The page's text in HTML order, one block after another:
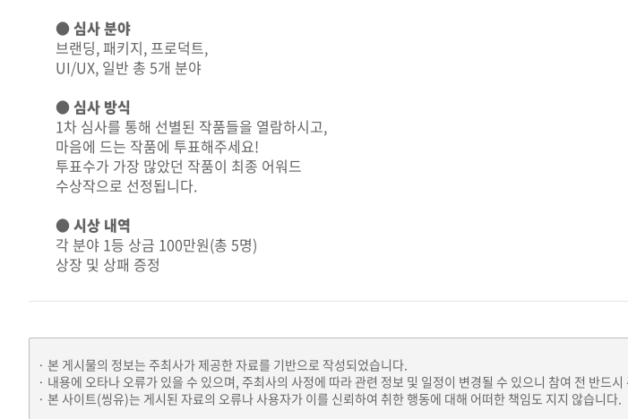
● 심사 분야
브랜딩, 패키지, 프로덕트,
UI/UX, 일반 총 5개 분야
● 심사 방식
1차 심사를 통해 선별된 작품들을 열람하시고,
마음에 드는 작품에 투표해주세요!
투표수가 가장 많았던 작품이 최종 어워드
수상작으로 선정됩니다.
● 시상 내역
각 분야 1등 상금 100만원(총 5명)
상장 및 상패 증정
본 게시물의 정보는 주최사가 제공한 자료를 기반으로 작성되었습니다.
내용에 오타나 오류가 있을 수 있으며, 주최사의 사정에 따라 관련 정보 및 일정이 변경될 수 있으니 참여 전 반드
본 사이트(씽유)는 게시된 자료의 오류나 사용자가 이를 신뢰하여 취한 행동에 대해 어떠한 책임도 지지 않습니다.